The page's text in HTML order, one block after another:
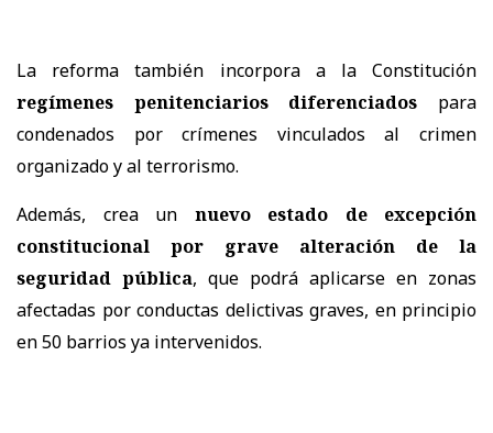
La reforma también incorpora a la Constitución
regímenes penitenciarios diferenciados para
condenados por crímenes vinculados al crimen
organizado y al terrorismo.
Además, crea un nuevo estado de excepción
constitucional por grave alteración de la
seguridad pública, que podrá aplicarse en zonas
afectadas por conductas delictivas graves, en principio
en 50 barrios ya intervenidos.